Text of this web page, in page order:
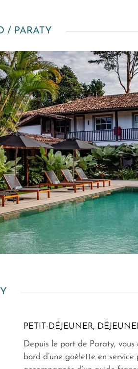
/ PARATY
PETIT-DÉJEUNER,
Depuis le port de Paraty, vous
bord d’une goélette en service